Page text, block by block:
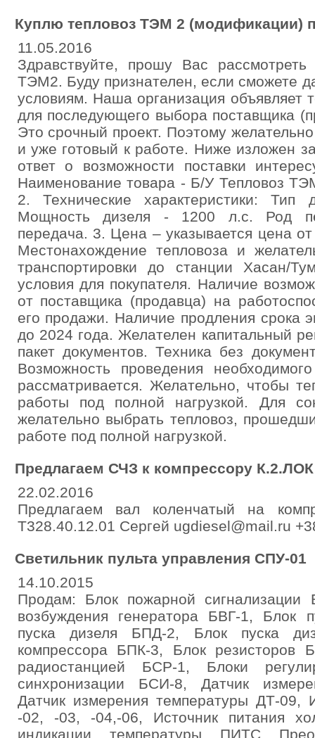
Куплю тепловоз ТЭМ 2 (модификации)
11.05.2016
Здравствуйте, прошу Вас
ТЭМ2. Буду признателен, если сможете
условиям. Наша организация объявляет
для последующего выбора поставщика
Это срочный проект. Поэтому
и уже готовый к работе. Ниже изложен
ответ о возможности поставки
Наименование товара - Б/У Тепловоз
2. Технические характеристики: Тип
Мощность дизеля - 1200 л.с. Род
передача. 3. Цена – указывается цена
Местонахождение тепловоза и
транспортировки до станции Хасан/
условия для покупателя. Наличие
от поставщика (продавца) на
его продажи. Наличие продления срока
до 2024 года. Желателен капитальный
пакет документов. Техника без
Возможность проведения
рассматривается. Желательно, чтобы
работы под полной нагрузкой. Для
желательно выбрать тепловоз,
работе под полной нагрузкой.
Предлагаем СЧЗ к компрессору К.2.ЛОК
22.02.2016
Предлагаем вал коленчатый на
Т328.40.12.01 Сергей ugdiesel@mail.ru
Светильник пульта управления СПУ-01
14.10.2015
Продам: Блок пожарной
возбуждения генератора БВГ-1, Блок
пуска дизеля БПД-2, Блок пуска
компрессора БПК-3, Блок резисторов
радиостанцией БСР-1, Блоки
синхронизации БСИ-8, Датчик
Датчик измерения температуры ДТ-09,
-02, -03, -04,-06, Источник питания
индикации температуры ПИТС